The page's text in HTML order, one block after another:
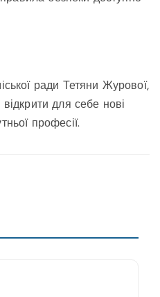
ради Тетяни Журової,
для себе нові
професії.